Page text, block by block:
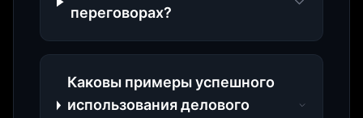
переговорах?
Каковы примеры успешного
использования делового